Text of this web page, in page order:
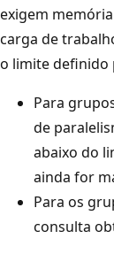
exigem
carga de
o limite definido
Para
de
abaixo do
ainda for
Para os
consulta